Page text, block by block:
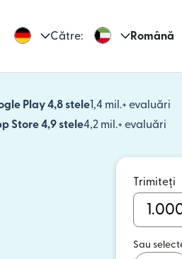
Către: Română
Play 4,8 stele1,4 mil.+ evaluări
Store 4,9 stele4,2 mil.+ evaluări
Trimiteți
Sau